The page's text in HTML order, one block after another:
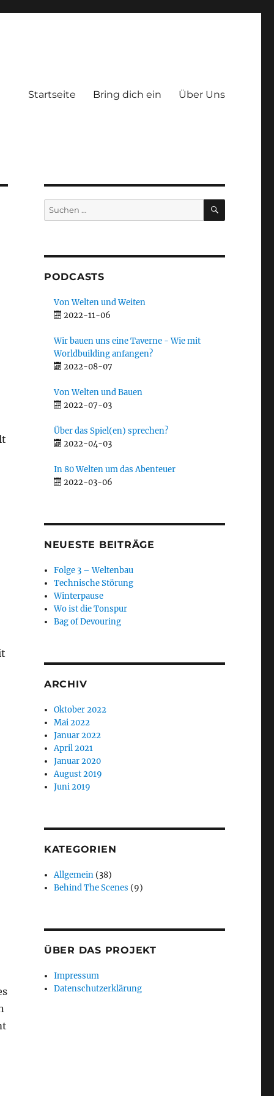
Startseite Bring dich ein Über Uns
Suchen
nach:
SUCHEN
PODCASTS
Von Welten und Weiten
2022-11-06
Wir bauen uns eine Taverne - Wie mit
Worldbuilding anfangen?
2022-08-07
Von Welten und Bauen
2022-07-03
Über das Spiel(en) sprechen?
2022-04-03
In 80 Welten um das Abenteuer
2022-03-06
NEUESTE BEITRÄGE
Folge 3 – Weltenbau
Technische Störung
Winterpause
Wo ist die Tonspur
Bag of Devouring
ARCHIV
Oktober 2022
Mai 2022
Januar 2022
April 2021
Januar 2020
August 2019
Juni 2019
KATEGORIEN
Allgemein (38)
Behind The Scenes (9)
ÜBER DAS PROJEKT
Impressum
Datenschutzerklärung